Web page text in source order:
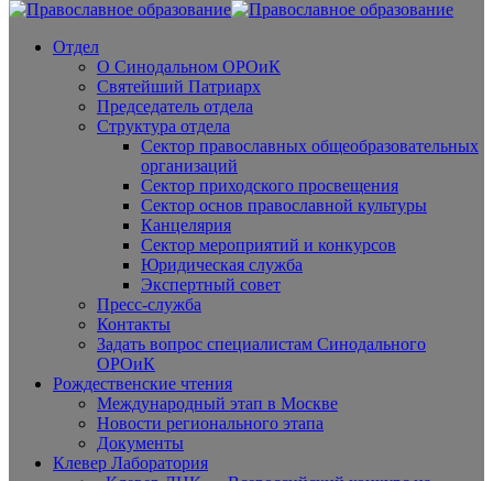
Отдел
О Синодальном ОРОиК
Святейший Патриарх
Председатель отдела
Структура отдела
Сектор православных общеобразовательных
организаций
Сектор приходского просвещения
Сектор основ православной культуры
Канцелярия
Сектор мероприятий и конкурсов
Юридическая служба
Экспертный совет
Пресс-служба
Контакты
Задать вопрос специалистам Синодального
ОРОиК
Рождественские чтения
Международный этап в Москве
Новости регионального этапа
Документы
Клевер Лаборатория